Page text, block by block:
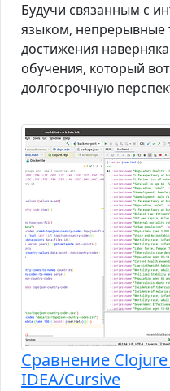
Будучи связанным с
языком, непрерывные
достижения
обучения, который
долгосрочную
Сравнение
IDEA/Cursive